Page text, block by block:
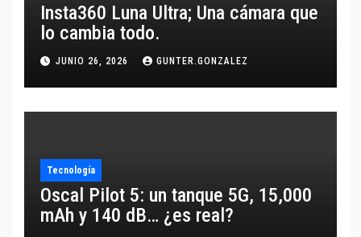
Insta360 Luna Ultra; Una cámara que
lo cambia todo.
JUNIO 26, 2026 GUNTER.GONZALEZ
Tecnología
Oscal Pilot 5: un tanque 5G, 15,000
mAh y 140 dB… ¿es real?